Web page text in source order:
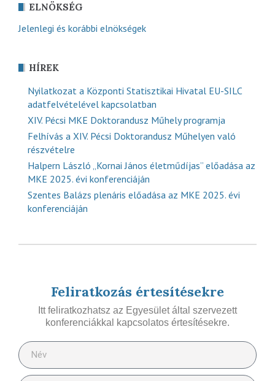
ELNÖKSÉG
Jelenlegi és korábbi elnökségek
HÍREK
Nyilatkozat a Központi Statisztikai Hivatal EU-SILC
adatfelvételével kapcsolatban
XIV. Pécsi MKE Doktorandusz Műhely programja
Felhívás a XIV. Pécsi Doktorandusz Műhelyen való
részvételre
Halpern László „Kornai János életműdíjas” előadása az
MKE 2025. évi konferenciáján
Szentes Balázs plenáris előadása az MKE 2025. évi
konferenciáján
Feliratkozás értesítésekre
Itt feliratkozhatsz az Egyesület által szervezett
konferenciákkal kapcsolatos értesítésekre.